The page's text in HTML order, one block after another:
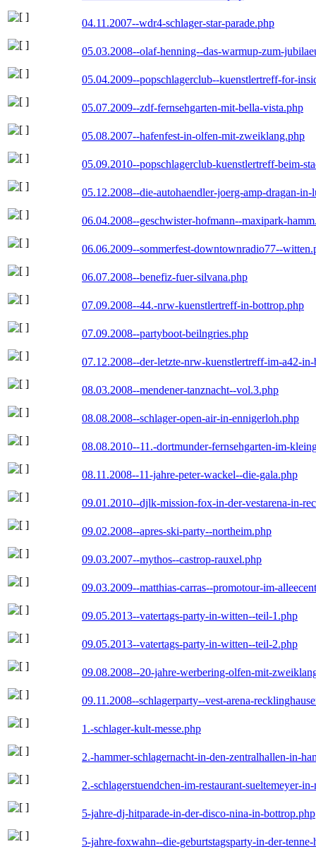
04.11.2007--wdr4-schlager-star-parade.php
05.03.2008--olaf-henning--das-warmup-zum-
05.04.2009--popschlagerclub--kuenstlertreff-for-
05.07.2009--zdf-fernsehgarten-mit-bella-vista.php
05.08.2007--hafenfest-in-olfen-mit-zweiklang.php
05.09.2010--popschlagerclub-kuenstlertreff-beim-
05.12.2008--die-autohaendler-joerg-amp-dragan-in-
06.04.2008--geschwister-hofmann--maxipark-
06.06.2009--sommerfest-downtownradio77--
06.07.2008--benefiz-fuer-silvana.php
07.09.2008--44.-nrw-kuenstlertreff-in-bottrop.php
07.09.2008--partyboot-beilngries.php
07.12.2008--der-letzte-nrw-kuenstlertreff-im-a42-
08.03.2008--mendener-tanznacht--vol.3.php
08.08.2008--schlager-open-air-in-ennigerloh.php
08.08.2010--11.-dortmunder-fernsehgarten-im-
08.11.2008--11-jahre-peter-wackel--die-gala.php
09.01.2010--djlk-mission-fox-in-der-vestarena-in-
09.02.2008--apres-ski-party--northeim.php
09.03.2007--mythos--castrop-rauxel.php
09.03.2009--matthias-carras--promotour-im-
09.05.2013--vatertags-party-in-witten--teil-1.php
09.05.2013--vatertags-party-in-witten--teil-2.php
09.08.2008--20-jahre-werbering-olfen-mit-
09.11.2008--schlagerparty--vest-arena-
1.-schlager-kult-messe.php
2.-hammer-schlagernacht-in-den-zentralhallen-in-
2.-schlagerstuendchen-im-restaurant-sueltemeyer-
5-jahre-dj-hitparade-in-der-disco-nina-in-bottrop.php
5-jahre-foxwahn--die-geburtstagsparty-in-der-tenne-